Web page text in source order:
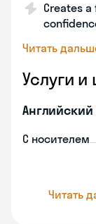
Creates
Читать
Услуги и
С носителем
Читать